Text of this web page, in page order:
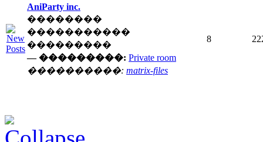
AniParty inc.
��������
�����������
���������
— ���������: Private room
����������: matrix-files
8